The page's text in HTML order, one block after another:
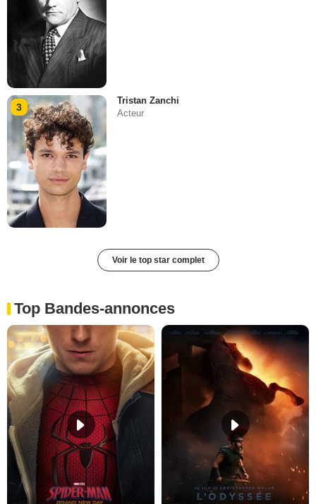
3
Tristan Zanchi
Acteur
Voir le top star complet
Top Bandes-annonces